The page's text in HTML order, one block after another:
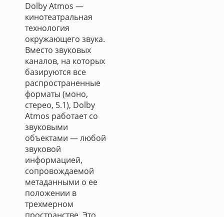
Dolby Atmos —
кинотеатральная
технология
окружающего звука.
Вместо звуковых
каналов, на которых
базируются все
распространенные
форматы (моно,
стерео, 5.1), Dolby
Atmos работает со
звуковыми
объектами — любой
звуковой
информацией,
сопровождаемой
метаданными о ее
положении в
трехмерном